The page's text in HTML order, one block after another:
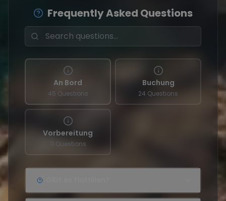
Frequently Asked Questions
An Bord
45 Questions
Buchung
24 Questions
Vorbereitung
11 Questions